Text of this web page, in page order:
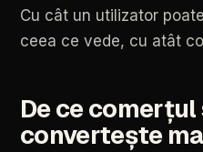
Cu cât un utilizator poate
ceea ce vede, cu atât
Dececomerțul
convertește